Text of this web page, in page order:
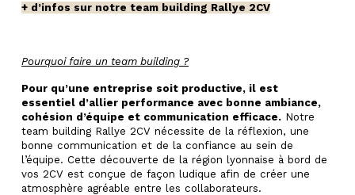
+ d’infos sur notre team building Rallye 2CV
Pourquoi faire un team building ?
Pour qu’une entreprise soit productive, il est
essentiel d’allier performance avec bonne ambiance,
cohésion d’équipe et communication efficace. Notre
team building Rallye 2CV nécessite de la réflexion, une
bonne communication et de la confiance au sein de
l’équipe. Cette découverte de la région lyonnaise à bord de
vos 2CV est conçue de façon ludique afin de créer une
atmosphère agréable entre les collaborateurs.